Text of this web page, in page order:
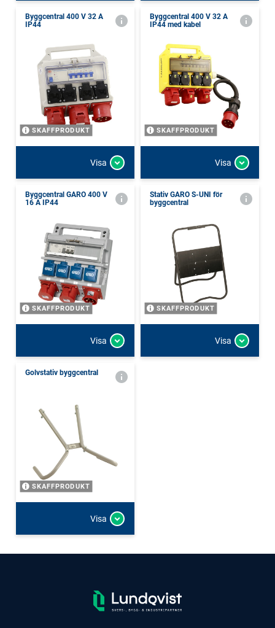
Byggcentral 400 V 32 A
IP44
SKAFFPRODUKT
Visa
Byggcentral 400 V 32 A
IP44 med kabel
SKAFFPRODUKT
Visa
Byggcentral GARO 400 V
16 A IP44
SKAFFPRODUKT
Visa
Stativ GARO S-UNI för
byggcentral
SKAFFPRODUKT
Visa
Golvstativ byggcentral
SKAFFPRODUKT
Visa